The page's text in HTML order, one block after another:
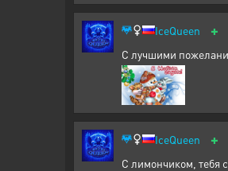
IceQueen +
С лучшими
IceQueen +
С лимончиком, тебя